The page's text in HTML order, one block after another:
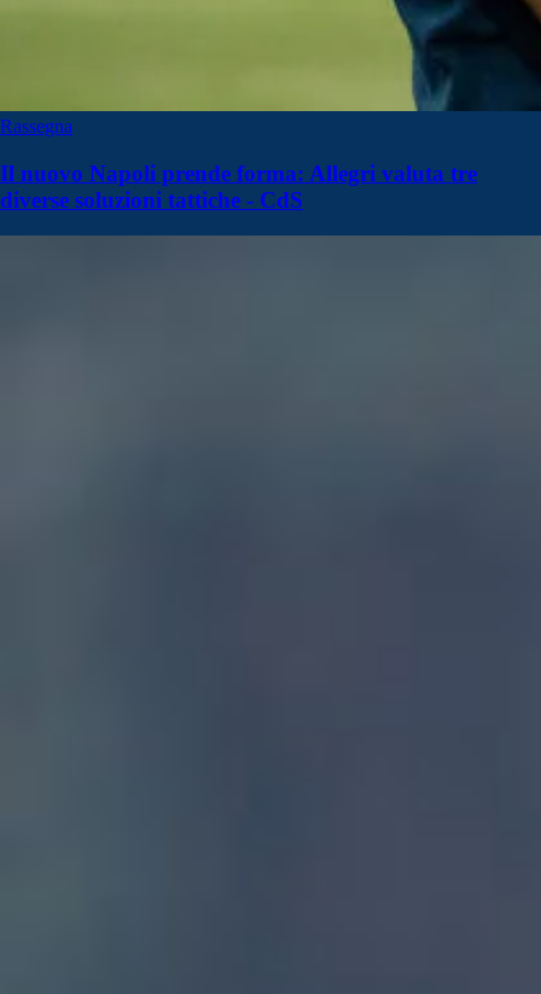
Rassegna
Il nuovo Napoli prende forma: Allegri valuta tre
diverse soluzioni tattiche - CdS